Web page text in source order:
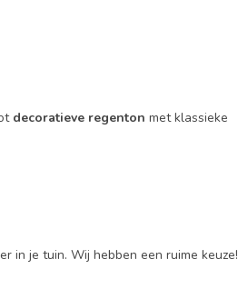
decoratieve regenton met klassieke
in je tuin. Wij hebben een ruime keuze!